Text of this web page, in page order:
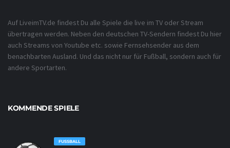
Auf LiveimTV.de findest Du alle Spiele die live im TV oder Stream
übertragen werden. Neben den deutschen TV-Sendern findest Du hier
auch Streams von Youtube etc. sowie Fernsehsender aus dem
benachbarten Ausland. Und das nicht nur für Fußball, sondern auch für
andere Sportarten.
KOMMENDE SPIELE
FUSSBALL